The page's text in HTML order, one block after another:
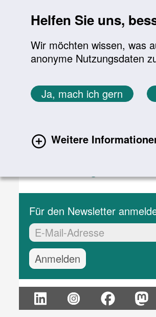
Helfen Sie uns,
Wir möchten wissen, was
anonyme Nutzungsdaten
Ja, mach ich gern
Weitere
Sie befinden sich hier:
Startseite Aktuelles
Aktuelle Meldungen
Für den Newsletter
EMail-Adresse:*